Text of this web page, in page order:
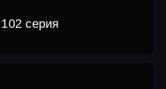
102 серия